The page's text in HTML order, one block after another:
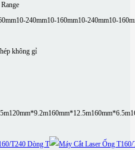
10-240mm10-160mm10-240mm10-
không gỉ
120mm*9.2m160mm*12.5m160mm*6.5m